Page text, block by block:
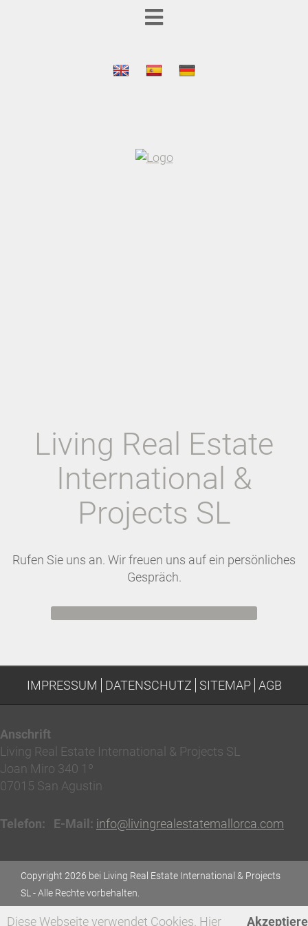
Living Real Estate
International &
Projects SL
Rufen Sie uns an. Wir freuen uns auf ein persönliches
Gespräch.
IMPRESSUM DATENSCHUTZ SITEMAP AGB
Anschrift
Living Real Estate International & Projects SL
Joan Miro 340 1º
07015 San Agustin
Telefon: E-Mail: info@livingrealestatemallorca.com
Copyright 2026 bei Living Real Estate International & Projects
SL - Alle Rechte vorbehalten.
Diese Webseite verwendet Cookies. Hier